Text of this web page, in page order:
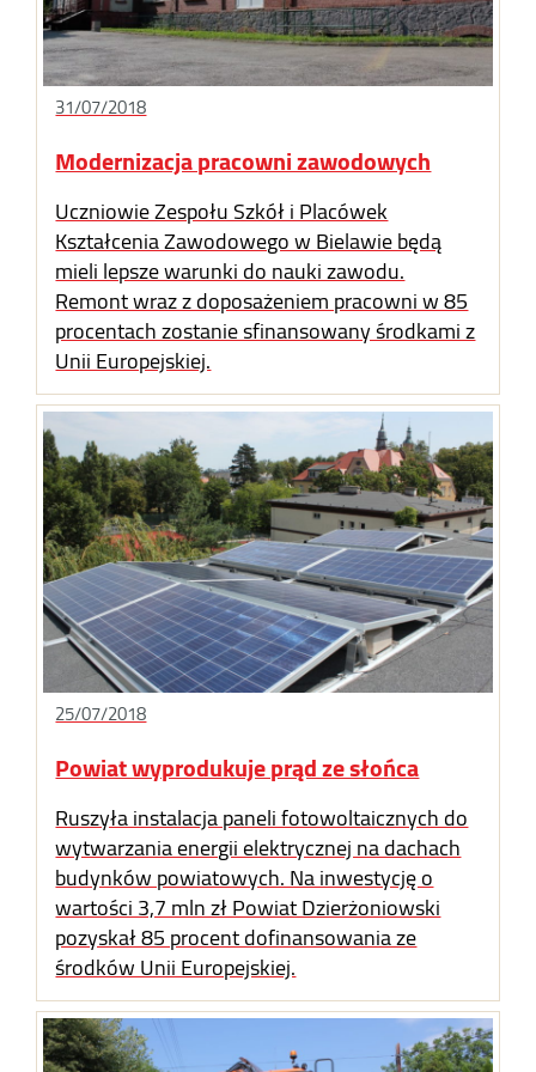
31/07/2018
Modernizacja pracowni zawodowych
Uczniowie Zespołu Szkół i Placówek
Kształcenia Zawodowego w Bielawie będą
mieli lepsze warunki do nauki zawodu.
Remont wraz z doposażeniem pracowni w 85
procentach zostanie sfinansowany środkami z
Unii Europejskiej.
25/07/2018
Powiat wyprodukuje prąd ze słońca
Ruszyła instalacja paneli fotowoltaicznych do
wytwarzania energii elektrycznej na dachach
budynków powiatowych. Na inwestycję o
wartości 3,7 mln zł Powiat Dzierżoniowski
pozyskał 85 procent dofinansowania ze
środków Unii Europejskiej.